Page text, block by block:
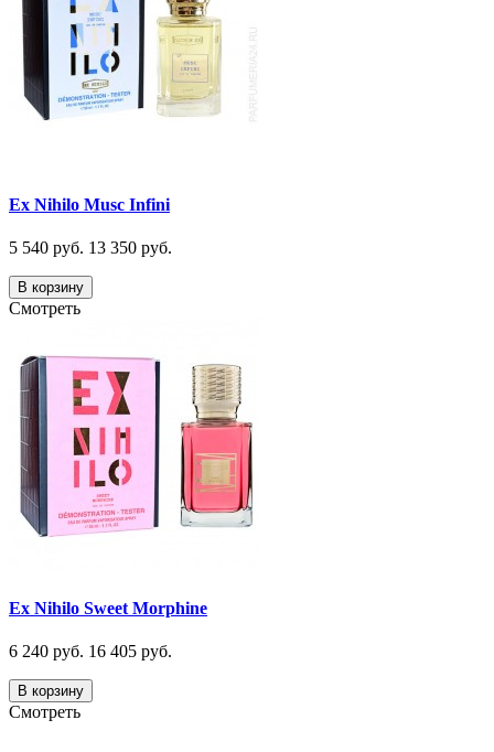
Ex Nihilo Musc Infini
5 540 руб. 13 350 руб.
В корзину
Смотреть
Ex Nihilo Sweet Morphine
6 240 руб. 16 405 руб.
В корзину
Смотреть